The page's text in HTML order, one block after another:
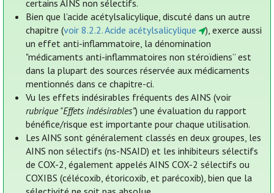
certains AINS non sélectifs.
Bien que l’acide acétylsalicylique, discuté dans un autre
chapitre (voir 8.2.2. Acide acétylsalicylique
), exerce aussi
un effet anti-inflammatoire, la dénomination
"médicaments anti-inflammatoires non stéroïdiens” est
dans la plupart des sources réservée aux médicaments
mentionnés dans ce chapitre-ci.
Vu les effets indésirables fréquents des AINS (voir
rubrique "Effets indésirables”) une évaluation du rapport
bénéfice/risque est importante pour chaque utilisation.
Les AINS sont généralement classés en deux groupes, les
AINS non sélectifs (ns-NSAID) et les inhibiteurs sélectifs
de COX-2, également appelés AINS COX-2 sélectifs ou
COXIBS (célécoxib, étoricoxib, et parécoxib), bien que la